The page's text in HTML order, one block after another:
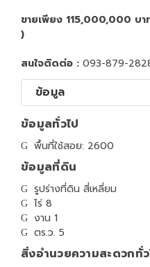
ขายเพียง 115,000,000 บา
)
สนใจติดต่อ : 093-879-
ข้อมูล
ข้อมูลทั่วไป
พื้นที่ใช้สอย: 2600
ข้อมูลที่ดิน
รูปร่างที่ดิน สี่เหลี่ยม
ไร่ 8
งาน 1
ตร.ว. 5
สิ่งอำนวยความสะดวกทั่ว